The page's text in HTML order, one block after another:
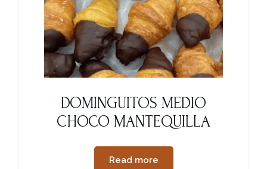
DOMINGUITOS MEDIO
CHOCO MANTEQUILLA
Read more